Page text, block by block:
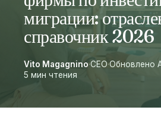
миграции:
справочник 2026
Vito Magagnino·CEO·Обновлено
5 мин чтения